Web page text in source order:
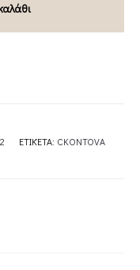
ΕΤΙΚΈΤΑ: CKONTOVA